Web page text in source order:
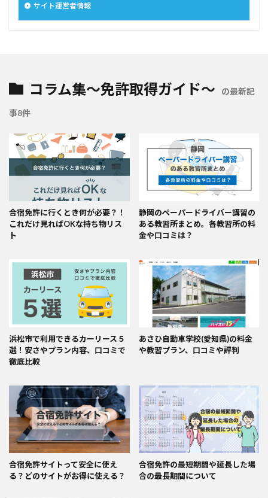
サイト運営者情報
コラム集～免許取得ガイド～ の最新記
事8件
合宿免許に行くとき何が必要？！
これだけ見ればOKな持ち物リス
ト
静岡のペーパードライバー講習の
ある教習所まとめ。各教習所の料
金や口コミは？
浜松市で利用できるカーリース５
選！安さやプラン内容、口コミで
徹底比較
あさひ自動車学校(愛知県)の料金
や教習プラン、口コミや評判
合宿免許サイトって安全に使え
る？どのサイトがお得に使える？
合宿免許の最短期間や延長した場
合の最長期間について